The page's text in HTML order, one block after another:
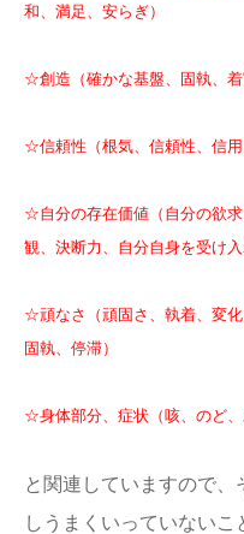
和、満足、安らぎ）
☆創造（確かな基盤、固執、
☆信頼性（根気、信頼性、信用
☆自分の存在価値（自分の欲
観、決断力、自分自身を受け入
☆頑なさ（頑固さ、執着、変
固執、停滞）
☆身体部分、症状（咳、のど、
と関連していますので
しうまくいっていない